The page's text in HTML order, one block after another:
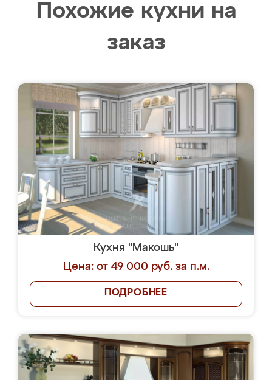
Похожие кухни на
заказ
Кухня "Макошь"
Цена: от 49 000 руб. за п.м.
ПОДРОБНЕЕ